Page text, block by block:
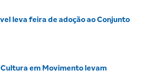
leva feira de adoção ao Conjunto
em Movimento levam